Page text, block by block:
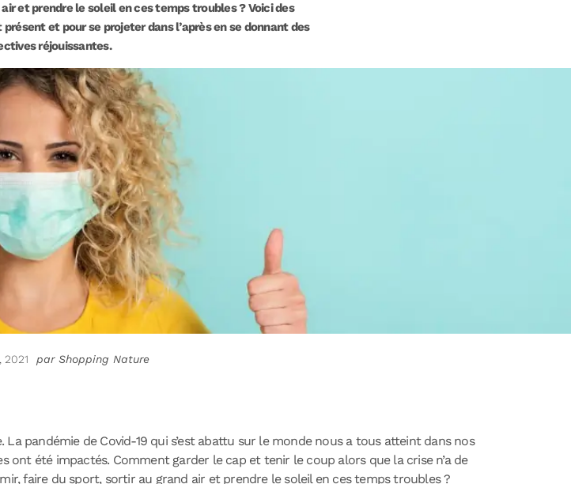
et prendre le soleil en ces temps troubles ? Voici des
et pour se projeter dans l’après en se donnant des
réjouissantes.
2021 par Shopping Nature
pandémie de Covid-19 qui s’est abattu sur le monde nous a tous atteint dans nos
ont été impactés. Comment garder le cap et tenir le coup alors que la crise n’a de
faire du sport, sortir au grand air et prendre le soleil en ces temps troubles ?